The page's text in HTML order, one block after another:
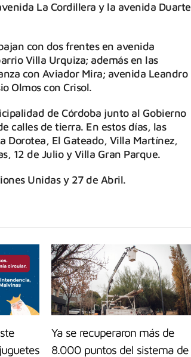
La Cordillera y la avenida Duarte
con dos frentes en avenida
Villa Urquiza; además en las
con Aviador Mira; avenida Leandro
Olmos con Crisol.
de Córdoba junto al Gobierno
calles de tierra. En estos días, las
Dorotea, El Gateado, Villa Martínez,
12 de Julio y Villa Gran Parque.
Unidas y 27 de Abril.
Ya se recuperaron más de
8.000 puntos del sistema de